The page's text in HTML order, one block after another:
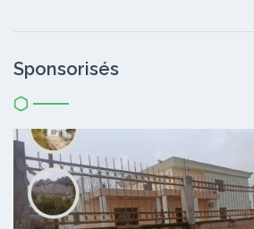
Sponsorisés